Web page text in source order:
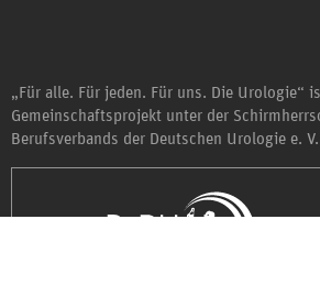
„Für alle. Für jeden. Für uns. Die Urologie“
Gemeinschaftsprojekt unter der
Berufsverbands der Deutschen Urologie e.